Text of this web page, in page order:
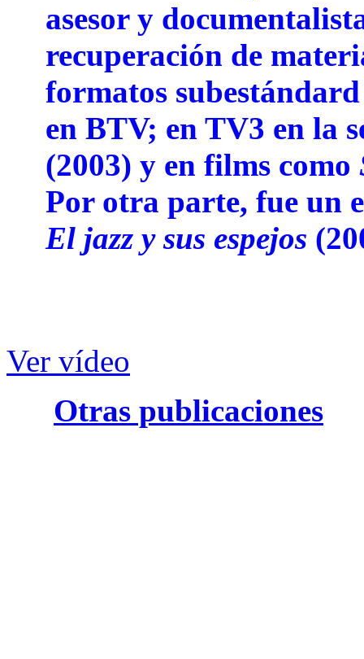
asesor y
recuperación de
formatos
en BTV; en TV3 en la
(2003) y en films como
Por otra parte, fue un
El jazz y sus espejos
Ver vídeo
Otras publicaciones